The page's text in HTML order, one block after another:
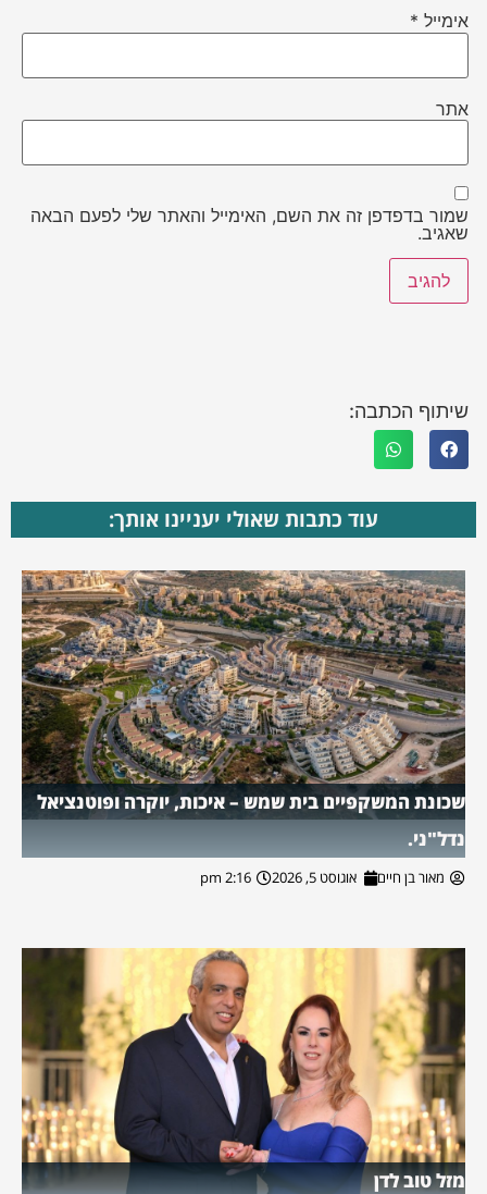
אימייל *
אתר
שמור בדפדפן זה את השם, האימייל והאתר שלי לפעם הבאה
שאגיב.
שיתוף הכתבה:
עוד כתבות שאולי יעניינו אותך:
שכונת המשקפיים בית שמש – איכות, יוקרה ופוטנציאל
נדל"ני.
מאור בן חיים אוגוסט 5, 2026 2:16 pm
מזל טוב לדן